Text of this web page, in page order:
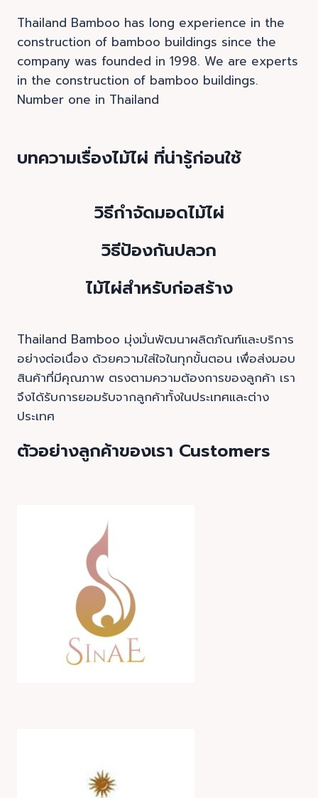
Thailand Bamboo has long experience in the
construction of bamboo buildings since the
company was founded in 1998. We are experts
in the construction of bamboo buildings.
Number one in Thailand
บทความเรื่องไม้ไผ่ ที่น่ารู้ก่อนใช้
วิธีกำจัดมอดไม้ไผ่
วิธีป้องกันปลวก
ไม้ไผ่สำหรับก่อสร้าง
Thailand Bamboo มุ่งมั่นพัฒนาผลิตภัณฑ์และบริการ
อย่างต่อเนื่อง ด้วยความใส่ใจในทุกขั้นตอน เพื่อส่งมอบ
สินค้าที่มีคุณภาพ ตรงตามความต้องการของลูกค้า เรา
จึงได้รับการยอมรับจากลูกค้าทั้งในประเทศและต่าง
ประเทศ
ตัวอย่างลูกค้าของเรา Customers